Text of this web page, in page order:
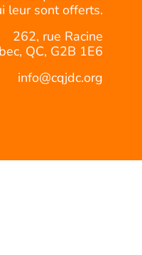
leur sont offerts.
262, rue Racine
QC, G2B 1E6
info@cqjdc.org